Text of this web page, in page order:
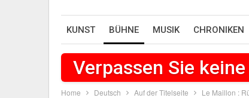
KUNST BÜHNE MUSIK CHRONIKEN
Verpassen Sie
Home Deutsch Auf der Titelseite Le Maillon :